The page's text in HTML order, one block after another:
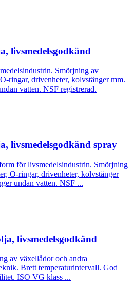
livsmedelsgodkänd
Smörjning av
ringar, drivenheter, kolvstänger mm.
vatten. NSF registrerad.
livsmedelsgodkänd spray
för livsmedelsindustrin. Smörjning
O-ringar, drivenheter, kolvstänger
undan vatten. NSF ...
livsmedelsgodkänd
av växellådor och andra
Brett temperaturintervall. God
ISO VG klass ...